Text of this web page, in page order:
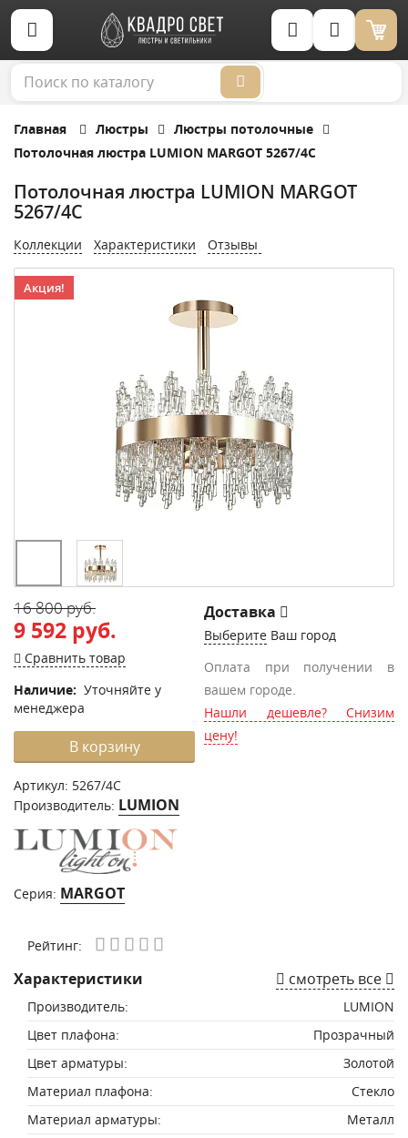
Корзина (0)
Главная Люстры
Люстры потолочные
Потолочная люстра LUMION MARGOT 5267/4C
Потолочная люстра LUMION MARGOT
5267/4C
Коллекции Характеристики Отзывы
Акция!
16 800 руб.
9 592 руб.
Сравнить товар
Наличие: Уточняйте у
менеджера
В корзину
Артикул: 5267/4C
Производитель: LUMION
Серия: MARGOT
Доставка
Выберите Ваш город
Оплата при получении в
вашем городе.
Нашли дешевле? Снизим
цену!
Рейтинг:
Характеристики смотреть все
Производитель:
LUMION
Цвет плафона:
Прозрачный
Цвет арматуры:
Золотой
Материал плафона:
Стекло
Материал арматуры:
Металл